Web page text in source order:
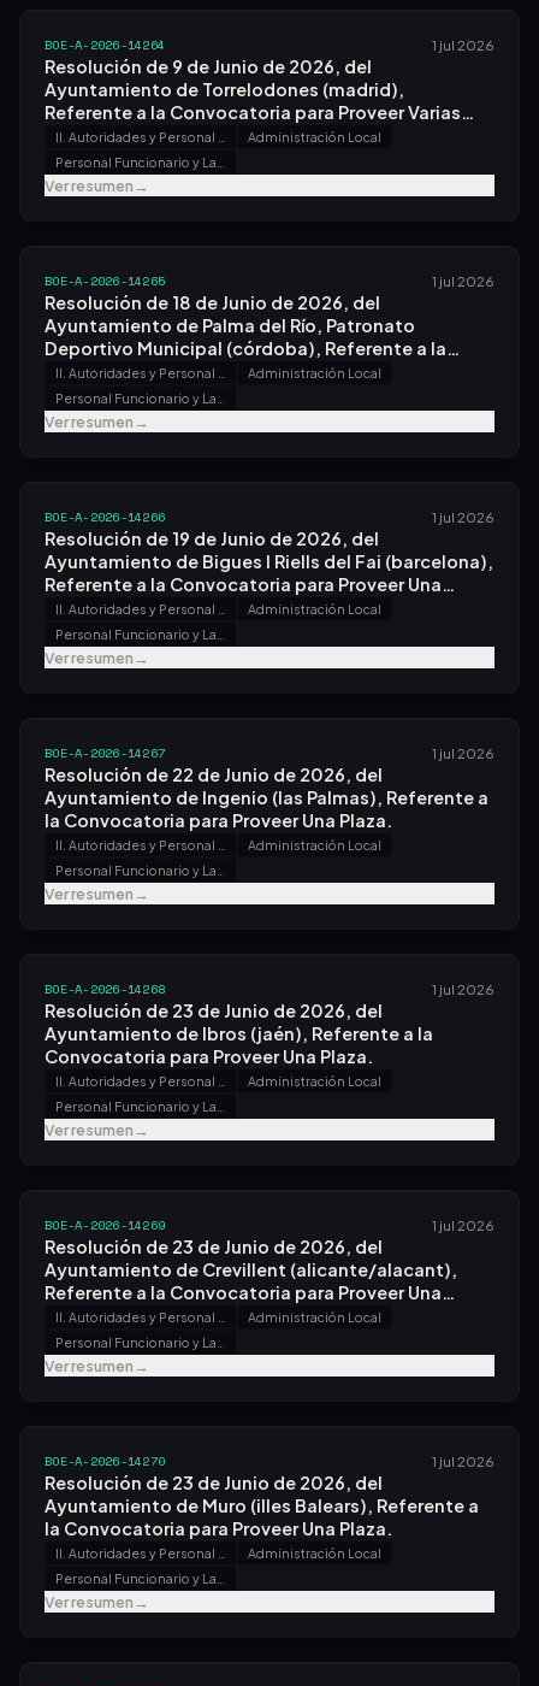
BOE-A-2026-14264 1 jul 2026
Resolución de 9 de Junio de 2026, del
Ayuntamiento de Torrelodones (madrid),
Referente a la Convocatoria para Proveer Varias
Plazas.
Administración Local
Ver resumen→
BOE-A-2026-14265 1 jul 2026
Resolución de 18 de Junio de 2026, del
Ayuntamiento de Palma del Río, Patronato
Deportivo Municipal (córdoba), Referente a la
Convocatoria para Proveer Una Plaza.
Administración Local
Ver resumen→
BOE-A-2026-14266 1 jul 2026
Resolución de 19 de Junio de 2026, del
Ayuntamiento de Bigues I Riells del Fai (barcelona),
Referente a la Convocatoria para Proveer Una
Plaza.
Administración Local
Ver resumen→
BOE-A-2026-14267 1 jul 2026
Resolución de 22 de Junio de 2026, del
Ayuntamiento de Ingenio (las Palmas), Referente a
la Convocatoria para Proveer Una Plaza.
Administración Local
Ver resumen→
BOE-A-2026-14268 1 jul 2026
Resolución de 23 de Junio de 2026, del
Ayuntamiento de Ibros (jaén), Referente a la
Convocatoria para Proveer Una Plaza.
Administración Local
Ver resumen→
BOE-A-2026-14269 1 jul 2026
Resolución de 23 de Junio de 2026, del
Ayuntamiento de Crevillent (alicante/alacant),
Referente a la Convocatoria para Proveer Una
Plaza.
Administración Local
Ver resumen→
BOE-A-2026-14270 1 jul 2026
Resolución de 23 de Junio de 2026, del
Ayuntamiento de Muro (illes Balears), Referente a
la Convocatoria para Proveer Una Plaza.
Administración Local
Ver resumen→